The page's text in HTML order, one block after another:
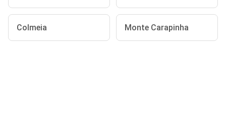
Colmeia Monte Carapinha